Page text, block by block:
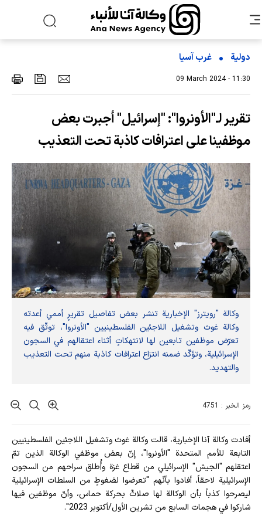
دولية غرب آسیا
09 March 2024 - 11:30
تقرير لـ"الأونروا": "إسرائيل" أجبرت بعض
موظفينا على اعترافات كاذبة تحت التعذيب
وكالة "رويترز" الإخبارية تنشر بعض تفاصيل تقريرٍ أممي أعدته
وكالة غوث وتشغيل اللاجئين الفلسطينيين "الأونروا"، توثّق فيه
تعرّض موظفين تابعين لها لانتهكاتٍ أثناء اعتقالهم في السجون
الإسرائيلية، وتؤكّد ضمنه انتزاع اعترافات كاذبة منهم تحت التعذيب
والتهديد.
رمز الخبر : 4751
أفادت وکالة آنا الإخباریة، قالت وكالة غوث وتشغيل اللاجئين الفلسطينيين
التابعة للأمم المتحدة "الأونروا"، إنّ بعض موظفي الوكالة الذين تمّ
اعتقلهم "الجيش" الإسرائيلي من قطاع غزة وأُطلق سراحهم من السجون
الإسرائيلية لاحقاً، أفادوا بأنّهم "تعرضوا لضغوطٍ من السلطات الإسرائيلية
ليصرحوا كذباً بأن الوكالة لها صلاتٌ بحركة حماس، وأنّ موظفين فيها
شاركوا في هجمات السابع من تشرين الأول/أكتوبر 2023".